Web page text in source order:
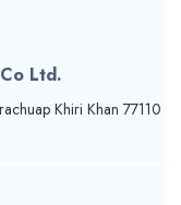
Ltd.
Khiri Khan 77110